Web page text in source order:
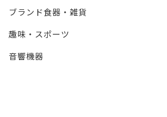
ブランド食器・雑貨
趣味・スポーツ
音響機器